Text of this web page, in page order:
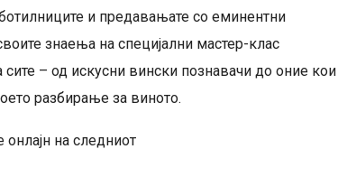
и предавањате со еминентни
знаења на специјални мастер-клас
– од искусни вински познавачи до оние кои
разбирање за виното.
на следниот